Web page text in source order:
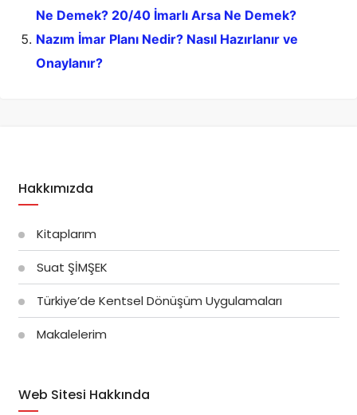
Ne Demek? 20/40 İmarlı Arsa Ne Demek?
Nazım İmar Planı Nedir? Nasıl Hazırlanır ve
Onaylanır?
Hakkımızda
Kitaplarım
Suat ŞİMŞEK
Türkiye’de Kentsel Dönüşüm Uygulamaları
Makalelerim
Web Sitesi Hakkında